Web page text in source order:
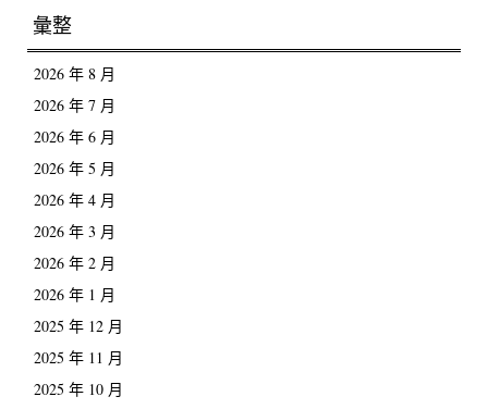
彙整
2026 年 8 月
2026 年 7 月
2026 年 6 月
2026 年 5 月
2026 年 4 月
2026 年 3 月
2026 年 2 月
2026 年 1 月
2025 年 12 月
2025 年 11 月
2025 年 10 月